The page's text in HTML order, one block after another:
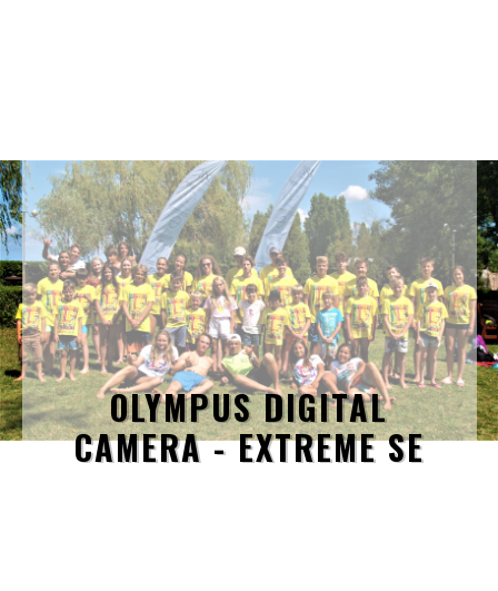
OLYMPUS DIGITAL
CAMERA - EXTREME SE